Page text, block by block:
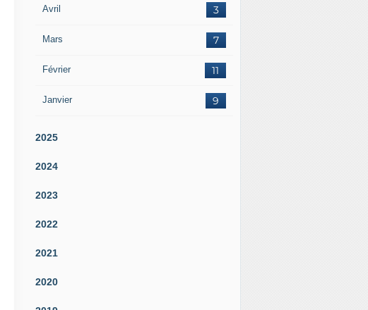
Avril 3
Mars 7
Février 11
Janvier 9
2025
2024
2023
2022
2021
2020